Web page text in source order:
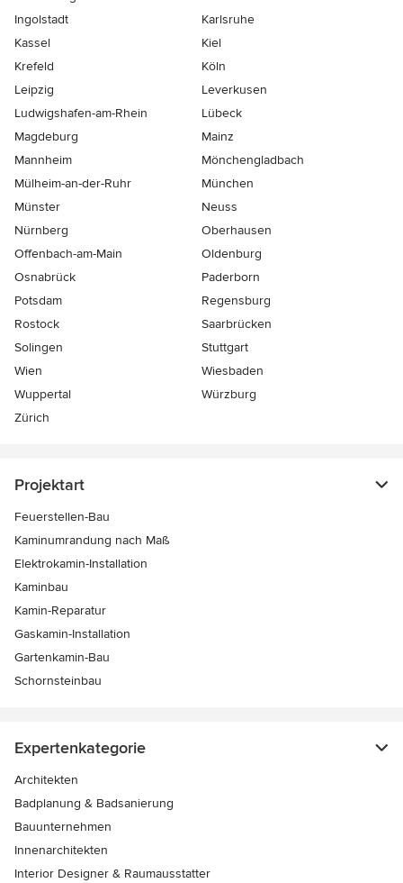
Ingolstadt
Karlsruhe
Kassel
Kiel
Krefeld
Köln
Leipzig
Leverkusen
Ludwigshafen-am-Rhein
Lübeck
Magdeburg
Mainz
Mannheim
Mönchen­gladbach
Mülheim-an-der-Ruhr
München
Münster
Neuss
Nürnberg
Oberhausen
Offenbach-am-Main
Oldenburg
Osnabrück
Paderborn
Potsdam
Regensburg
Rostock
Saarbrücken
Solingen
Stuttgart
Wien
Wiesbaden
Wuppertal
Würzburg
Zürich
Projektart
Feuerstellen-Bau
Kaminumrandung nach Maß
Elektrokamin-Installation
Kaminbau
Kamin-Reparatur
Gaskamin-Installation
Gartenkamin-Bau
Schornsteinbau
Expertenkategorie
Architekten
Badplanung & Badsanierung
Bauunternehmen
Innenarchitekten
Interior Designer & Raumausstatter